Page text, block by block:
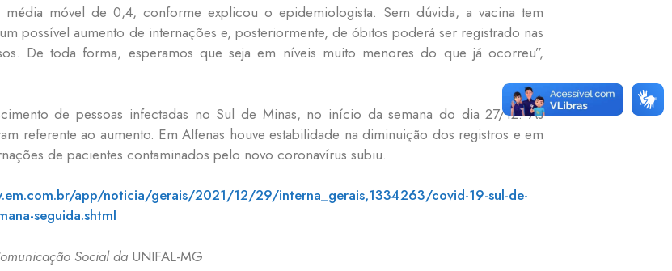
móvel de 0,4, conforme explicou o epidemiologista. Sem dúvida, a vacina tem
possível aumento de internações e, posteriormente, de óbitos poderá ser registrado nas
De toda forma, esperamos que seja em níveis muito menores do que já ocorreu”,
de pessoas infectadas no Sul de Minas, no início da semana do dia 27/12. As
referente ao aumento. Em Alfenas houve estabilidade na diminuição dos registros e em
de pacientes contaminados pelo novo coronavírus subiu.
app/noticia/gerais/2021/12/29/interna_gerais,1334263/covid-19-sul-de-
seguida.shtml
Social da UNIFAL-MG